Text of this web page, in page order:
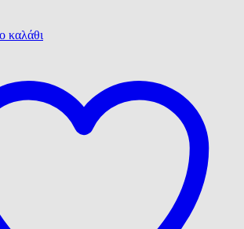
καλάθι